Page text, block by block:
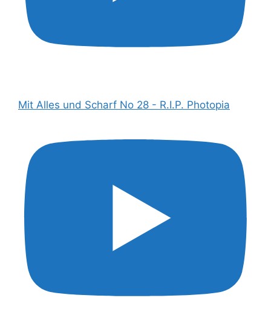
Mit Alles und Scharf No 28 - R.I.P. Photopia